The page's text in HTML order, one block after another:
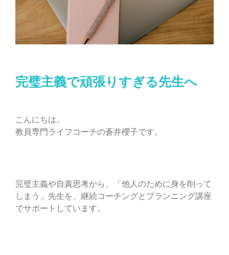
完璧主義で頑張りすぎる先生へ
こんにちは。
教員専門ライフコーチの蒼井櫻子です。
完璧主義や自責思考から、「他人のために身を削って
しまう」先生を、継続コーチングとプランニング講座
でサポートしています。